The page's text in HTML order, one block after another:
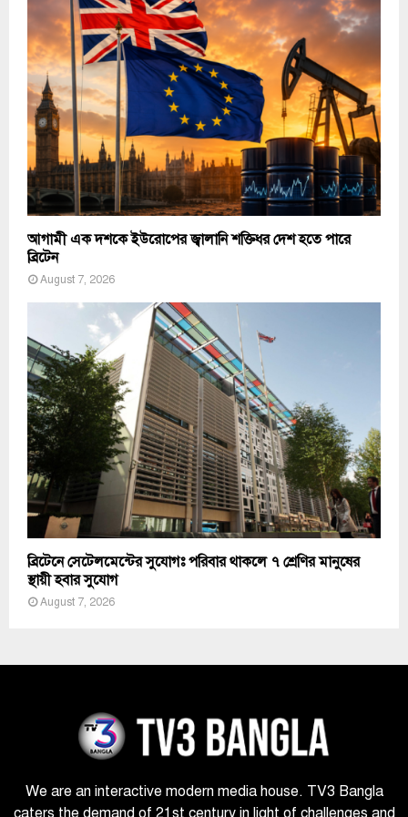
আগামী এক দশকে ইউরোপের জ্বালানি শক্তিধর দেশ হতে পারে
ব্রিটেন
August 7, 2026
ব্রিটেনে সেটেলমেন্টের সুযোগঃ পরিবার থাকলে ৭ শ্রেণির মানুষের
স্থায়ী হবার সুযোগ
August 7, 2026
We are an interactive modern media house. TV3 Bangla